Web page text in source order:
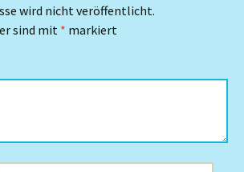
wird nicht veröffentlicht.
sind mit * markiert